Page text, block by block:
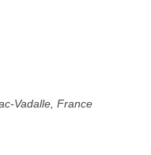
Vadalle, France